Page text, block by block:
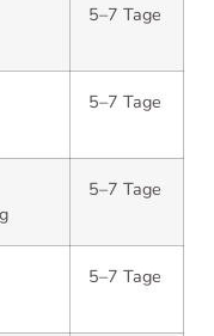
5–7 Tage
5–7 Tage
5–7 Tage
5–7 Tage